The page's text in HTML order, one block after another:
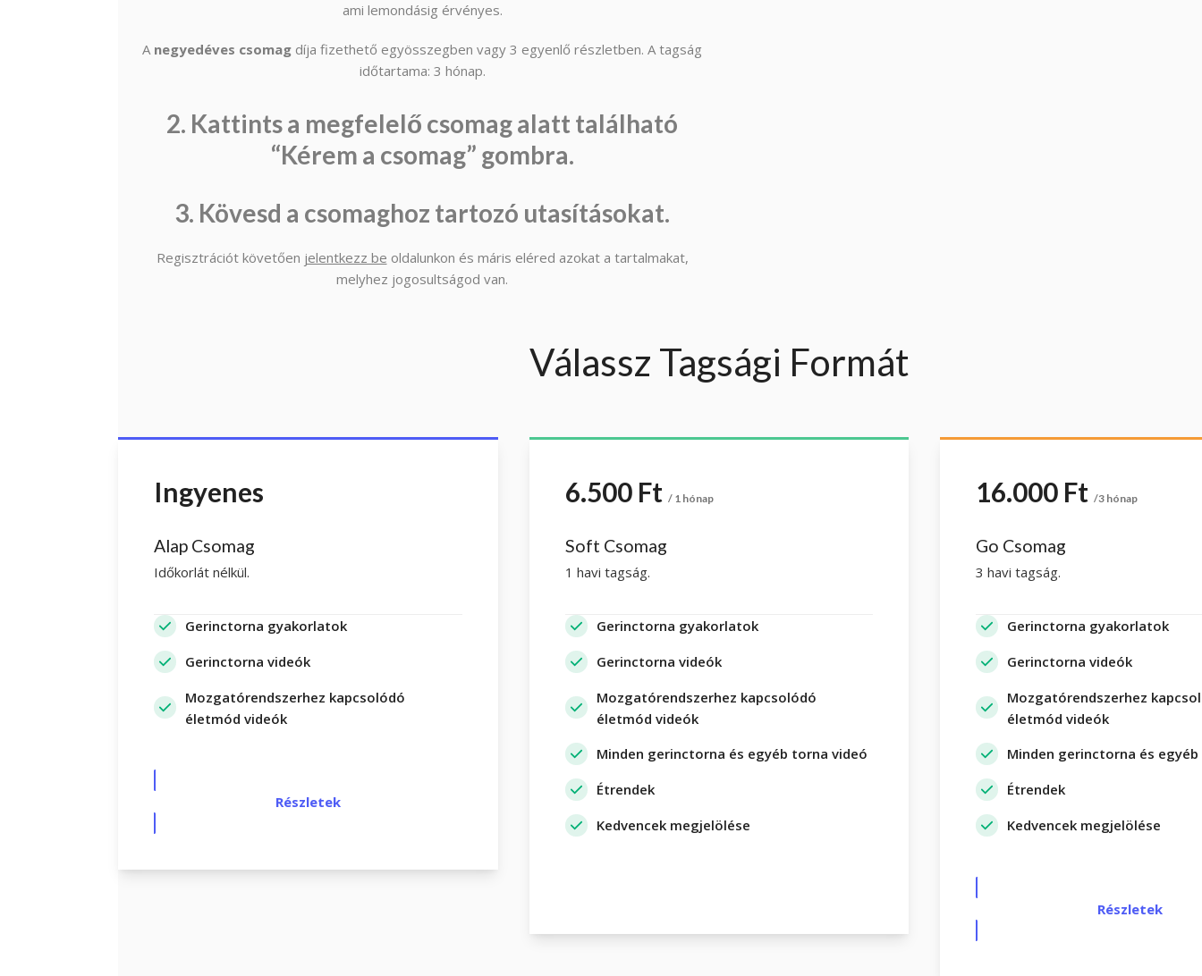
ami lemondásig érvényes.
A negyedéves csomag díja fizethető egyösszegben vagy 3 egyenlő részletben. A tagság
időtartama: 3 hónap.
2. Kattints a megfelelő csomag alatt található
“Kérem a csomag” gombra.
3. Kövesd a csomaghoz tartozó utasításokat.
Regisztrációt követően jelentkezz be oldalunkon és máris eléred azokat a tartalmakat,
melyhez jogosultságod van.
Válassz Tagsági Formát
Ingyenes
Alap Csomag
Időkorlát nélkül.
Gerinctorna gyakorlatok
Gerinctorna videók
Mozgatórendszerhez kapcsolódó
életmód videók
Részletek
6.500 Ft / 1 hónap
Soft Csomag
1 havi tagság.
Gerinctorna gyakorlatok
Gerinctorna videók
Mozgatórendszerhez kapcsolódó
életmód videók
Minden gerinctorna és egyéb torna videó
Étrendek
Kedvencek megjelölése
16.000 Ft /3 hónap
Go Csomag
3 havi tagság.
Gerinctorna gyakorlatok
Gerinctorna videók
Mozgatórendszerhez
életmód videók
Minden gerinctorna és
Étrendek
Kedvencek megjelölése
Részletek